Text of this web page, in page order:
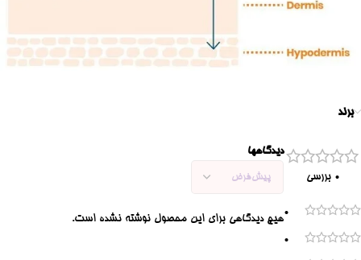
برند
0 بررسی
0
0
دیدگاهها
هیچ دیدگاهی برای این محصول نوشته نشده است.